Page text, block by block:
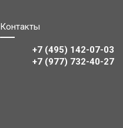
Контакты
+7 (495) 142-07-03
‎‎+7 (977) 732-40-27